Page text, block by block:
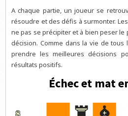
A chaque partie, un joueur se
résoudre et des défis à surmonter.
ne pas se précipiter et à bien peser le
décision. Comme dans la vie de tous
prendre les meilleures décisions
résultats positifs.
Échec et mat